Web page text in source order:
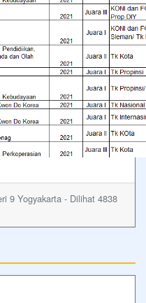
9 Yogyakarta - Dilihat 4838